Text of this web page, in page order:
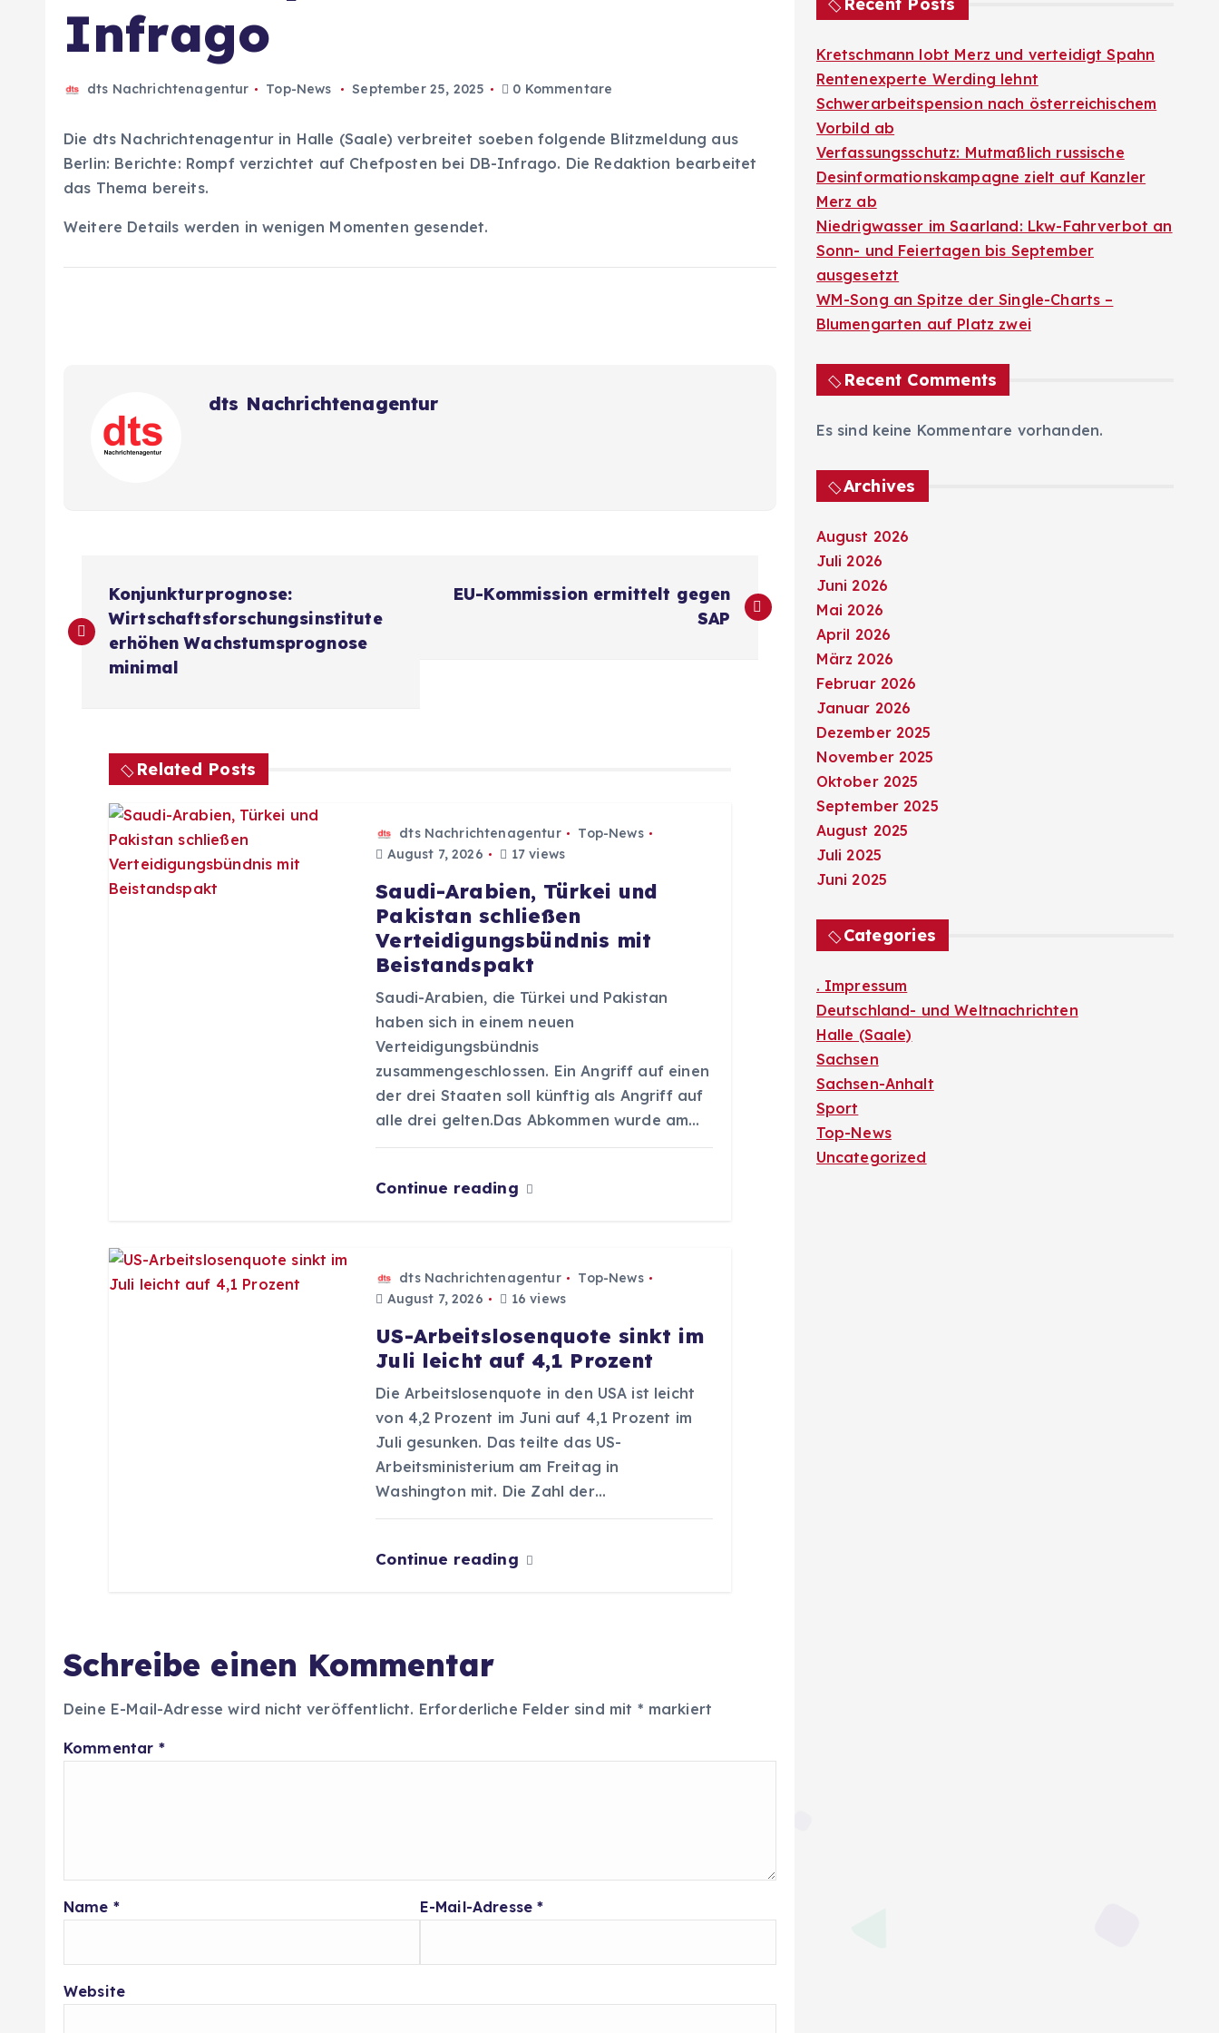
Infrago
dts Nachrichtenagentur Top-News September 25, 2025 0 Kommentare
Die dts Nachrichtenagentur in Halle (Saale) verbreitet soeben folgende Blitzmeldung aus
Berlin: Berichte: Rompf verzichtet auf Chefposten bei DB-Infrago. Die Redaktion bearbeitet
das Thema bereits.
Weitere Details werden in wenigen Momenten gesendet.
dts Nachrichtenagentur
e
Konjunkturprognose:
Wirtschaftsforschungsinstitute
erhöhen Wachstumsprognose
minimal
EU-Kommission ermittelt gegen
SAP
Related Posts
dts Nachrichtenagentur
Top-News
August 7, 2026
17 views
Saudi-Arabien, Türkei und
Pakistan schließen
Verteidigungsbündnis mit
Beistandspakt
Saudi-Arabien, die Türkei und Pakistan
haben sich in einem neuen
Verteidigungsbündnis
zusammengeschlossen. Ein Angriff auf einen
der drei Staaten soll künftig als Angriff auf
alle drei gelten.Das Abkommen wurde am…
Continue reading
dts Nachrichtenagentur
Top-News
August 7, 2026
16 views
US-Arbeitslosenquote sinkt im
Juli leicht auf 4,1 Prozent
Die Arbeitslosenquote in den USA ist leicht
von 4,2 Prozent im Juni auf 4,1 Prozent im
Juli gesunken. Das teilte das US-
Arbeitsministerium am Freitag in
Washington mit. Die Zahl der…
Continue reading
Schreibe einen Kommentar
Deine E-Mail-Adresse wird nicht veröffentlicht. Erforderliche Felder sind mit * markiert
Kommentar *
Name * E-Mail-Adresse*
Website
Kretschmann lobt Merz und verteidigt Spahn
Rentenexperte Werding lehnt
Schwerarbeitspension nach österreichischem
Vorbild ab
Verfassungsschutz: Mutmaßlich russische
Desinformationskampagne zielt auf Kanzler
Merz ab
Niedrigwasser im Saarland: Lkw-Fahrverbot an
Sonn- und Feiertagen bis September
ausgesetzt
WM-Song an Spitze der Single-Charts –
Blumengarten auf Platz zwei
Recent Comments
Es sind keine Kommentare vorhanden.
Archives
August 2026
Juli 2026
Juni 2026
Mai 2026
April 2026
März 2026
Februar 2026
Januar 2026
Dezember 2025
November 2025
Oktober 2025
September 2025
August 2025
Juli 2025
Juni 2025
Categories
. Impressum
Deutschland- und Weltnachrichten
Halle (Saale)
Sachsen
Sachsen-Anhalt
Sport
Top-News
Uncategorized